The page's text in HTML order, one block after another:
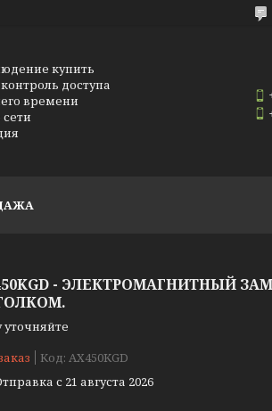
купить
доступа
времени
- ЭЛЕКТРОМАГНИТНЫЙ
уточняйте
Код: AX450KGD
с 21 августа 2026